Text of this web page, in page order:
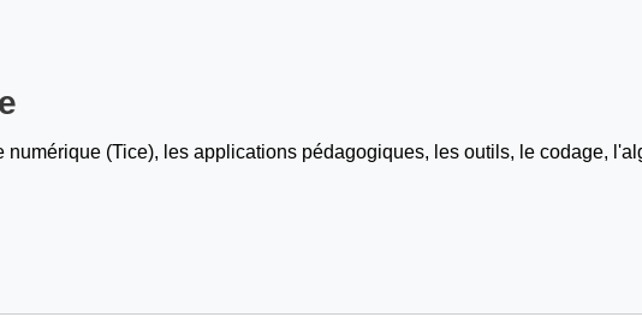
numérique (Tice), les applications pédagogiques, les outils, le codage,